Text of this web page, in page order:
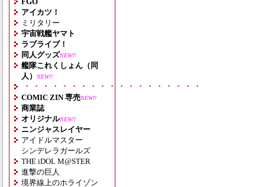
アイカツ！
ミリタリー
宇宙戦艦ヤマト
ラブライブ！
同人グッズNEW!!
艦隊これくしょん（同
人）
NEW!!
・・・・・・・・・・・・・・・・・・・
COMIC ZIN 専売NEW!!
商業誌
オリジナルNEW!!
ニンジャスレイヤー
アイドルマスター
シンデレラガールズ
THE iDOL M@STER
進撃の巨人
境界線上のホライゾン